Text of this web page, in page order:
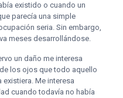
existido o cuando un
parecía una simple
seria. Sin embargo,
meses desarrollándose.
un daño me interesa
los ojos que todo aquello
Me interesa
cuando todavía no había